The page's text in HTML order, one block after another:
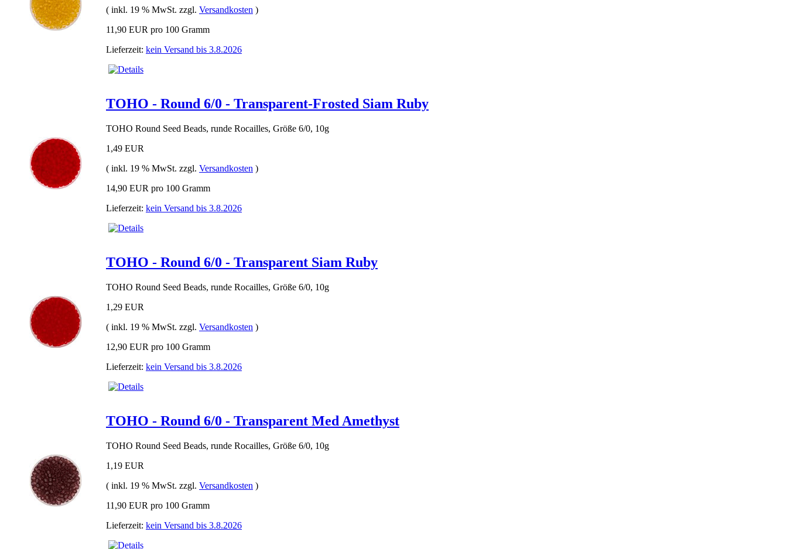
( inkl. 19 % MwSt. zzgl. Versandkosten )
11,90 EUR pro 100 Gramm
Lieferzeit: kein Versand bis 3.8.2026
TOHO - Round 6/0 - Transparent-Frosted Siam Ruby
TOHO Round Seed Beads, runde Rocailles, Größe 6/0, 10g
1,49 EUR
( inkl. 19 % MwSt. zzgl. Versandkosten )
14,90 EUR pro 100 Gramm
Lieferzeit: kein Versand bis 3.8.2026
TOHO - Round 6/0 - Transparent Siam Ruby
TOHO Round Seed Beads, runde Rocailles, Größe 6/0, 10g
1,29 EUR
( inkl. 19 % MwSt. zzgl. Versandkosten )
12,90 EUR pro 100 Gramm
Lieferzeit: kein Versand bis 3.8.2026
TOHO - Round 6/0 - Transparent Med Amethyst
TOHO Round Seed Beads, runde Rocailles, Größe 6/0, 10g
1,19 EUR
( inkl. 19 % MwSt. zzgl. Versandkosten )
11,90 EUR pro 100 Gramm
Lieferzeit: kein Versand bis 3.8.2026